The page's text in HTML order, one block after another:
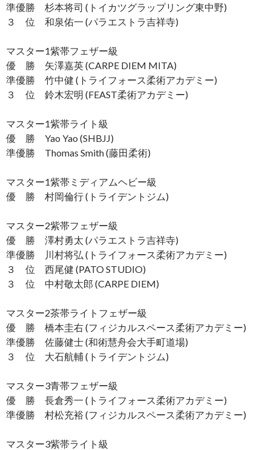
準優勝 杉本将司 (トイカツグラップリング東中野)
３ 位 和泉佑一 (パラエストラ吉祥寺)
マスター1紫帯フェザー級
優 勝 矢澤嘉英 (CARPE DIEM MITA)
準優勝 竹中健 (トライフォース柔術アカデミー)
３ 位 鈴木宏明 (FEAST柔術アカデミー)
マスター1紫帯ライト級
優 勝 Yao Yao (SHBJJ)
準優勝 Thomas Smith (藤田柔術)
マスター1紫帯ミディアムヘビー級
優 勝 村岡倫行 (トライデントジム)
マスター2紫帯フェザー級
優 勝 澤村勇太 (パラエストラ吉祥寺)
準優勝 川村将弘 (トライフォース柔術アカデミー)
３ 位 西尾健 (PATO STUDIO)
３ 位 中村敬太郎 (CARPE DIEM)
マスター2茶帯ライトフェザー級
優 勝 橋本圭右 (フィジカルスペース柔術アカデミー)
準優勝 佐藤健士 (和術慧舟会大手町道場)
３ 位 大石航輔 (トライデントジム)
マスター3青帯フェザー級
優 勝 長倉秀一 (トライフォース柔術アカデミー)
準優勝 村松充裕 (フィジカルスペース柔術アカデミー)
マスター3紫帯ライト級